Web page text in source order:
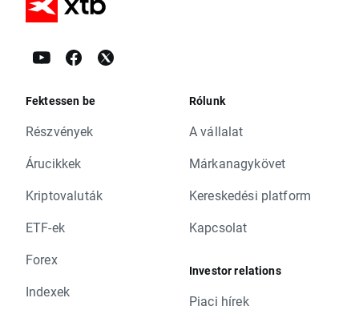
Fektessen be
Részvények
Árucikkek
Kriptovaluták
ETF-ek
Forex
Indexek
Rólunk
A vállalat
Márkanagykövet
Kereskedési platform
Kapcsolat
Investor relations
Piaci hírek